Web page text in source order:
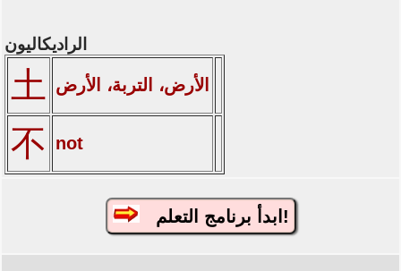
الراديكاليون
土 الأرض، التربة، الأرض
不 not
ابدأ برنامج التعلم!